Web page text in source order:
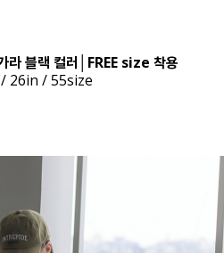
라 블랙 컬러│FREE size 착용
/ 26in / 55size